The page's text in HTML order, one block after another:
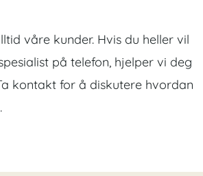
våre kunder. Hvis du heller vil
på telefon, hjelper vi deg
kontakt for å diskutere hvordan